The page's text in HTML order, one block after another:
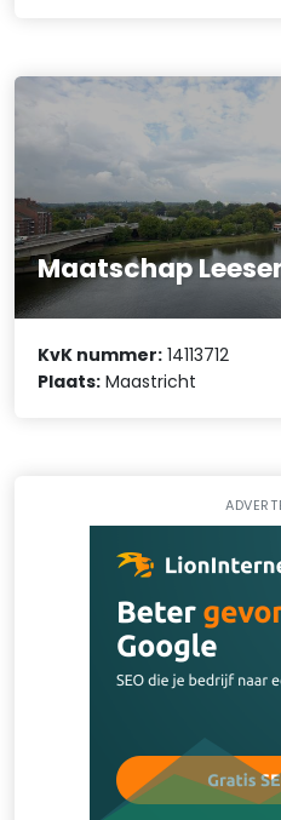
Maatschap
KvK nummer: 14113712
Plaats: Maastricht